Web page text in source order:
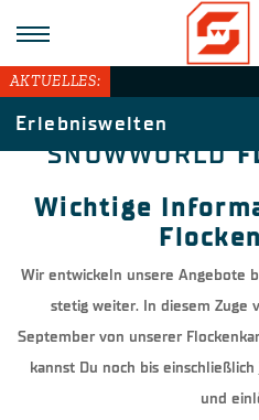
Erlebniswelten
SNOWWORLD
Wichtige
Wir entwickeln unsere Angebote
stetig weiter. In diesem Zuge
September von unserer
kannst Du noch bis einschließlich
und
AKTUELLES: